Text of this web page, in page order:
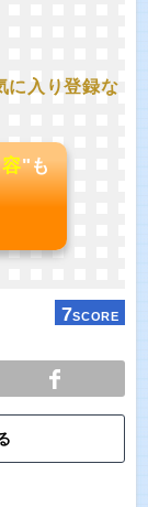
に入り登録な
"も
7SCORE